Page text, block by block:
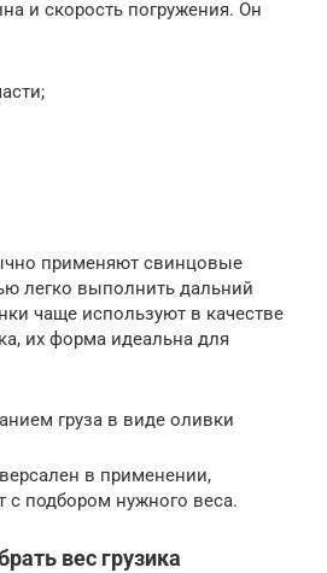
и скорость погружения. Он
применяют свинцовые
легко выполнить дальний
чаще используют в качестве
их форма идеальна для
груза в виде оливки
в применении,
подбором нужного веса.
вес грузика